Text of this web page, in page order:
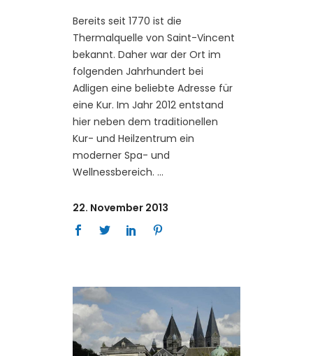
Bereits seit 1770 ist die
Thermalquelle von Saint-Vincent
bekannt. Daher war der Ort im
folgenden Jahrhundert bei
Adligen eine beliebte Adresse für
eine Kur. Im Jahr 2012 entstand
hier neben dem traditionellen
Kur- und Heilzentrum ein
moderner Spa- und
Wellnessbereich.
22. November 2013